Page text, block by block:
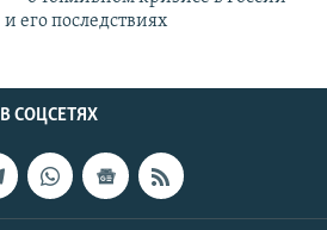
и его последствиях
СОЦСЕТЯХ